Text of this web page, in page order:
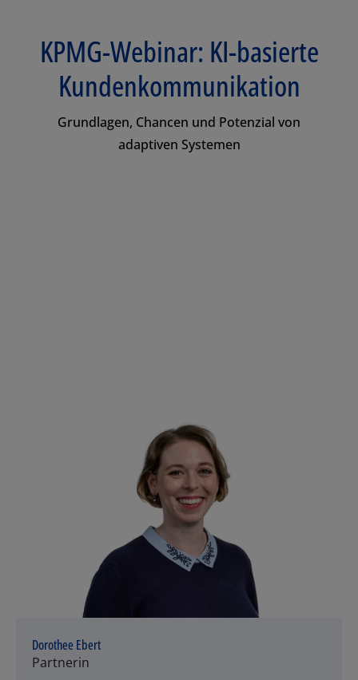
KPMG-Webinar: KI-basierte
Kundenkommunikation
Grundlagen, Chancen und Potenzial von
adaptiven Systemen
Dorothee Ebert
Partnerin